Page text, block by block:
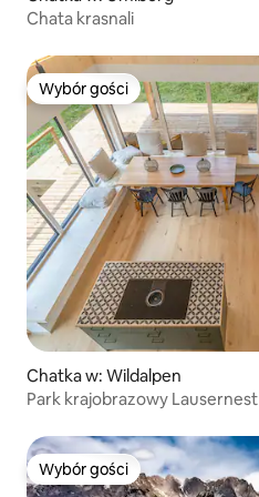
Chata krasnali
Wybór gości
Wybór gości
Chatka w: Wildalpen
Park krajobrazowy Lausernest
Wybór gości
Wybór gości